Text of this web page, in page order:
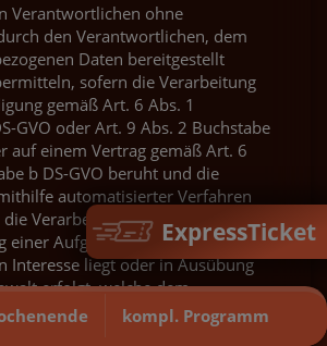
kompl. Programm
ExpressTicket
Verantwortlichen ohne
den Verantwortlichen, dem
Daten bereitgestellt
sofern die Verarbeitung
gemäß Art. 6 Abs. 1
GVO oder Art. 9 Abs. 2 Buchstabe
auf einem Vertrag gemäß Art. 6
b DS-GVO beruht und die
automatisierter Verfahren
Verarbeitung nicht für die
einer Aufgabe erforderlich ist, die
Interesse liegt oder in Ausübung
erfolgt, welche dem
übertragen wurde.